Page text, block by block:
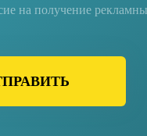
на получение